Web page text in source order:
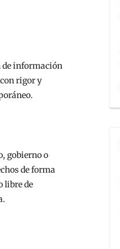
de información
rigor y
gobierno o
de forma
libre de